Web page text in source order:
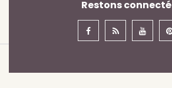
Restons connecté